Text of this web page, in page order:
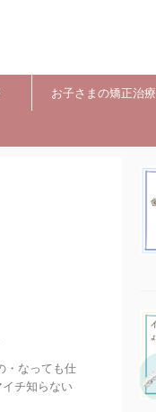
お子さまの矯正治療
・なっても仕
チ知らない